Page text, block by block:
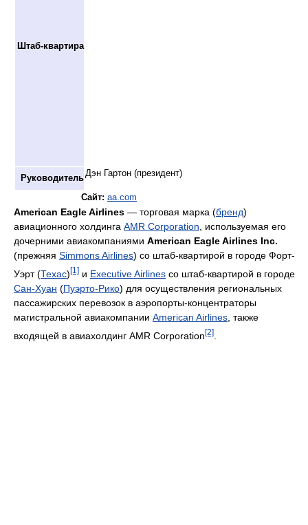
Штаб-квартира
РуководительДэн Гартон (президент)
Сайт: aa.com
American Eagle Airlines — торговая марка (бренд)
авиационного холдинга AMR Corporation , используемая его
дочерними авиакомпаниями American Eagle Airlines Inc.
(прежняя Simmons Airlines) со штаб-квартирой в городе Форт-
Уэрт (Техас)[1] и Executive Airlines со штаб-квартирой в городе
Сан-Хуан (Пуэрто-Рико) для осуществления региональных
пассажирских перевозок в аэропорты-концентраторы
магистральной авиакомпании American Airlines , также
входящей в авиахолдинг AMR Corporation[2]